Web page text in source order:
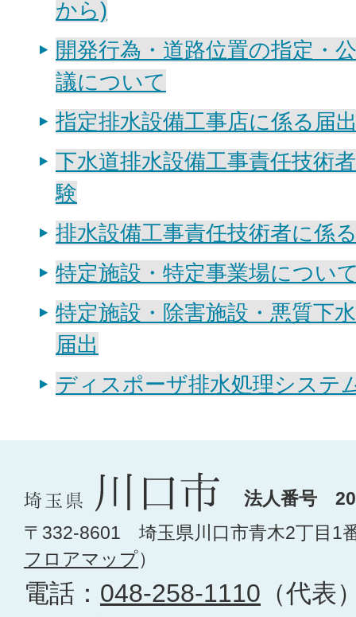
から)
開発行為・道路位置の指定・
議について
指定排水設備工事店に係る届
下水道排水設備工事責任技術
験
排水設備工事責任技術者に係
特定施設・特定事業場につい
特定施設・除害施設・悪質下
届出
ディスポーザ排水処理システ
法人番号
〒332-8601 埼玉県川口市青木2丁目1
フロアマップ）
電話： 048-258-1110 （代表